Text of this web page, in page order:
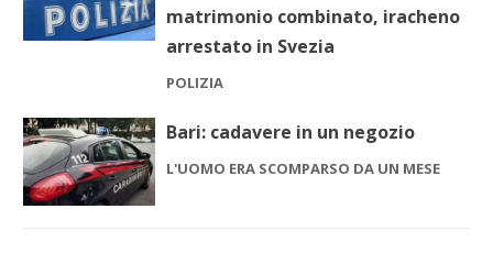
matrimonio combinato, iracheno
arrestato in Svezia
POLIZIA
Bari: cadavere in un negozio
L'UOMO ERA SCOMPARSO DA UN MESE